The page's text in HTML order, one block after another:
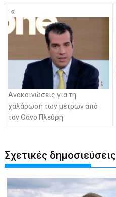
Πλοήγηση
άρθρων
Ανακοινώσεις για τη
χαλάρωση των μέτρων από
τον Θάνο Πλεύρη
Σχετικές δημοσιεύσεις